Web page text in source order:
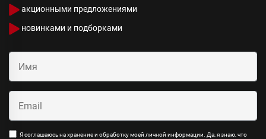
акционными предложениями
новинками и подборками
Я соглашаюсь на хранение и обработку моей личной информации. Да, я знаю, что